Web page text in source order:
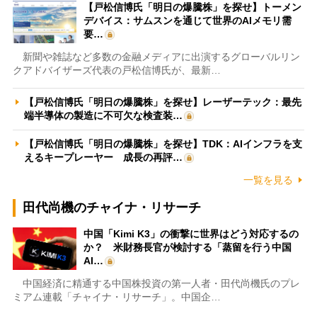
【戸松信博氏「明日の爆騰株」を探せ】トーメン
デバイス：サムスンを通じて世界のAIメモリ需
要…
新聞や雑誌など多数の金融メディアに出演するグローバルリン
クアドバイザーズ代表の戸松信博氏が、最新…
【戸松信博氏「明日の爆騰株」を探せ】レーザーテック：最先
端半導体の製造に不可欠な検査装…
【戸松信博氏「明日の爆騰株」を探せ】TDK：AIインフラを支
えるキープレーヤー 成長の再評…
一覧を見る
田代尚機のチャイナ・リサーチ
中国「Kimi K3」の衝撃に世界はどう対応するの
か？ 米財務長官が検討する「蒸留を行う中国
AI…
中国経済に精通する中国株投資の第一人者・田代尚機氏のプレ
ミアム連載「チャイナ・リサーチ」。中国企…